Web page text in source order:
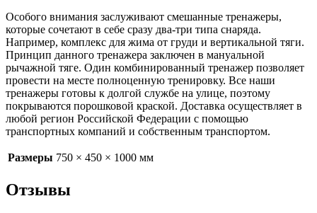
Особого внимания заслуживают смешанные тренажеры,
которые сочетают в себе сразу два-три типа снаряда.
Например, комплекс для жима от груди и вертикальной тяги.
Принцип данного тренажера заключен в мануальной
рычажной тяге. Один комбинированный тренажер позволяет
провести на месте полноценную тренировку. Все наши
тренажеры готовы к долгой службе на улице, поэтому
покрываются порошковой краской. Доставка осуществляет в
любой регион Российской Федерации с помощью
транспортных компаний и собственным транспортом.
Размеры 750 × 450 × 1000 мм
Отзывы